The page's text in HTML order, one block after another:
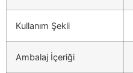
Kullanım Şekli
Ambalaj İçeriği